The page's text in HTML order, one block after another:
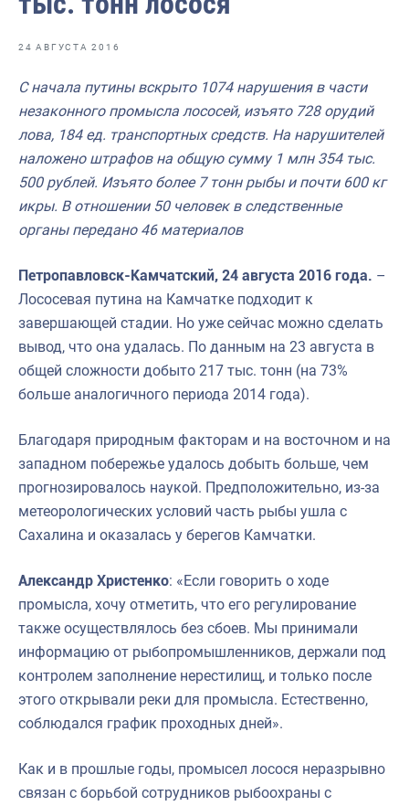
Отраслевые СМИ
Выставки и конференции
Научно-практическая литература
Рыбоохрана России
Отрасль в цифрах
Инфографика
24 АВГУСТА 2016
С начала путины вскрыто 1074 нарушения в части
незаконного промысла лососей, изъято 728 орудий
лова, 184 ед. транспортных средств. На нарушителей
наложено штрафов на общую сумму 1 млн 354 тыс.
500 рублей. Изъято более 7 тонн рыбы и почти 600 кг
икры. В отношении 50 человек в следственные
органы передано 46 материалов
Петропавловск-Камчатский, 24 августа 2016 года. –
Лососевая путина на Камчатке подходит к
завершающей стадии. Но уже сейчас можно сделать
вывод, что она удалась. По данным на 23 августа в
общей сложности добыто 217 тыс. тонн (на 73%
больше аналогичного периода 2014 года).
Благодаря природным факторам и на восточном и на
западном побережье удалось добыть больше, чем
прогнозировалось наукой. Предположительно, из-за
метеорологических условий часть рыбы ушла с
Сахалина и оказалась у берегов Камчатки.
Александр Христенко: «Если говорить о ходе
промысла, хочу отметить, что его регулирование
также осуществлялось без сбоев. Мы принимали
информацию от рыбопромышленников, держали под
контролем заполнение нерестилищ, и только после
этого открывали реки для промысла. Естественно,
соблюдался график проходных дней».
Как и в прошлые годы, промысел лосося неразрывно
связан с борьбой сотрудников рыбоохраны с